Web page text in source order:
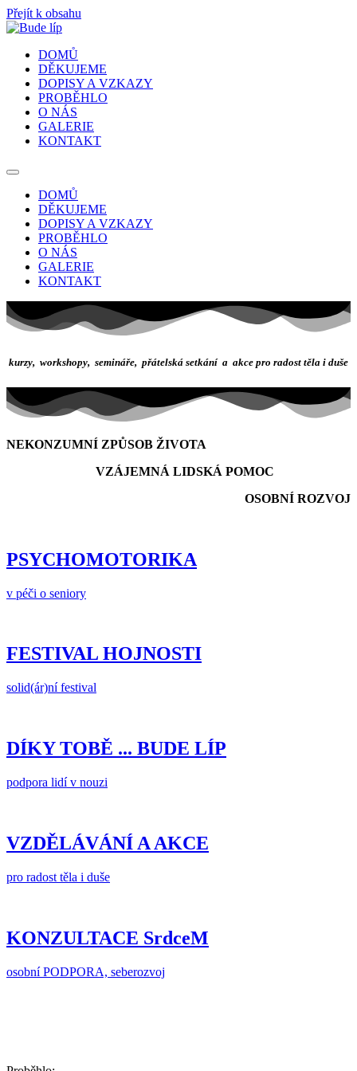
Přejít k obsahu
DOMŮ
DĚKUJEME
DOPISY A VZKAZY
PROBĚHLO
O NÁS
GALERIE
KONTAKT
DOMŮ
DĚKUJEME
DOPISY A VZKAZY
PROBĚHLO
O NÁS
GALERIE
KONTAKT
kurzy, workshopy, semináře, přátelská setkání a akce pro radost těla i duše
NEKONZUMNÍ ZPŮSOB ŽIVOTA
VZÁJEMNÁ LIDSKÁ POMOC
OSOBNÍ ROZVOJ
PSYCHOMOTORIKA
v péči o seniory
FESTIVAL HOJNOSTI
solid(ár)ní festival
DÍKY TOBĚ ... BUDE LÍP
podpora lidí v nouzi
VZDĚLÁVÁNÍ A AKCE
pro radost těla i duše
KONZULTACE SrdceM
osobní PODPORA, seberozvoj